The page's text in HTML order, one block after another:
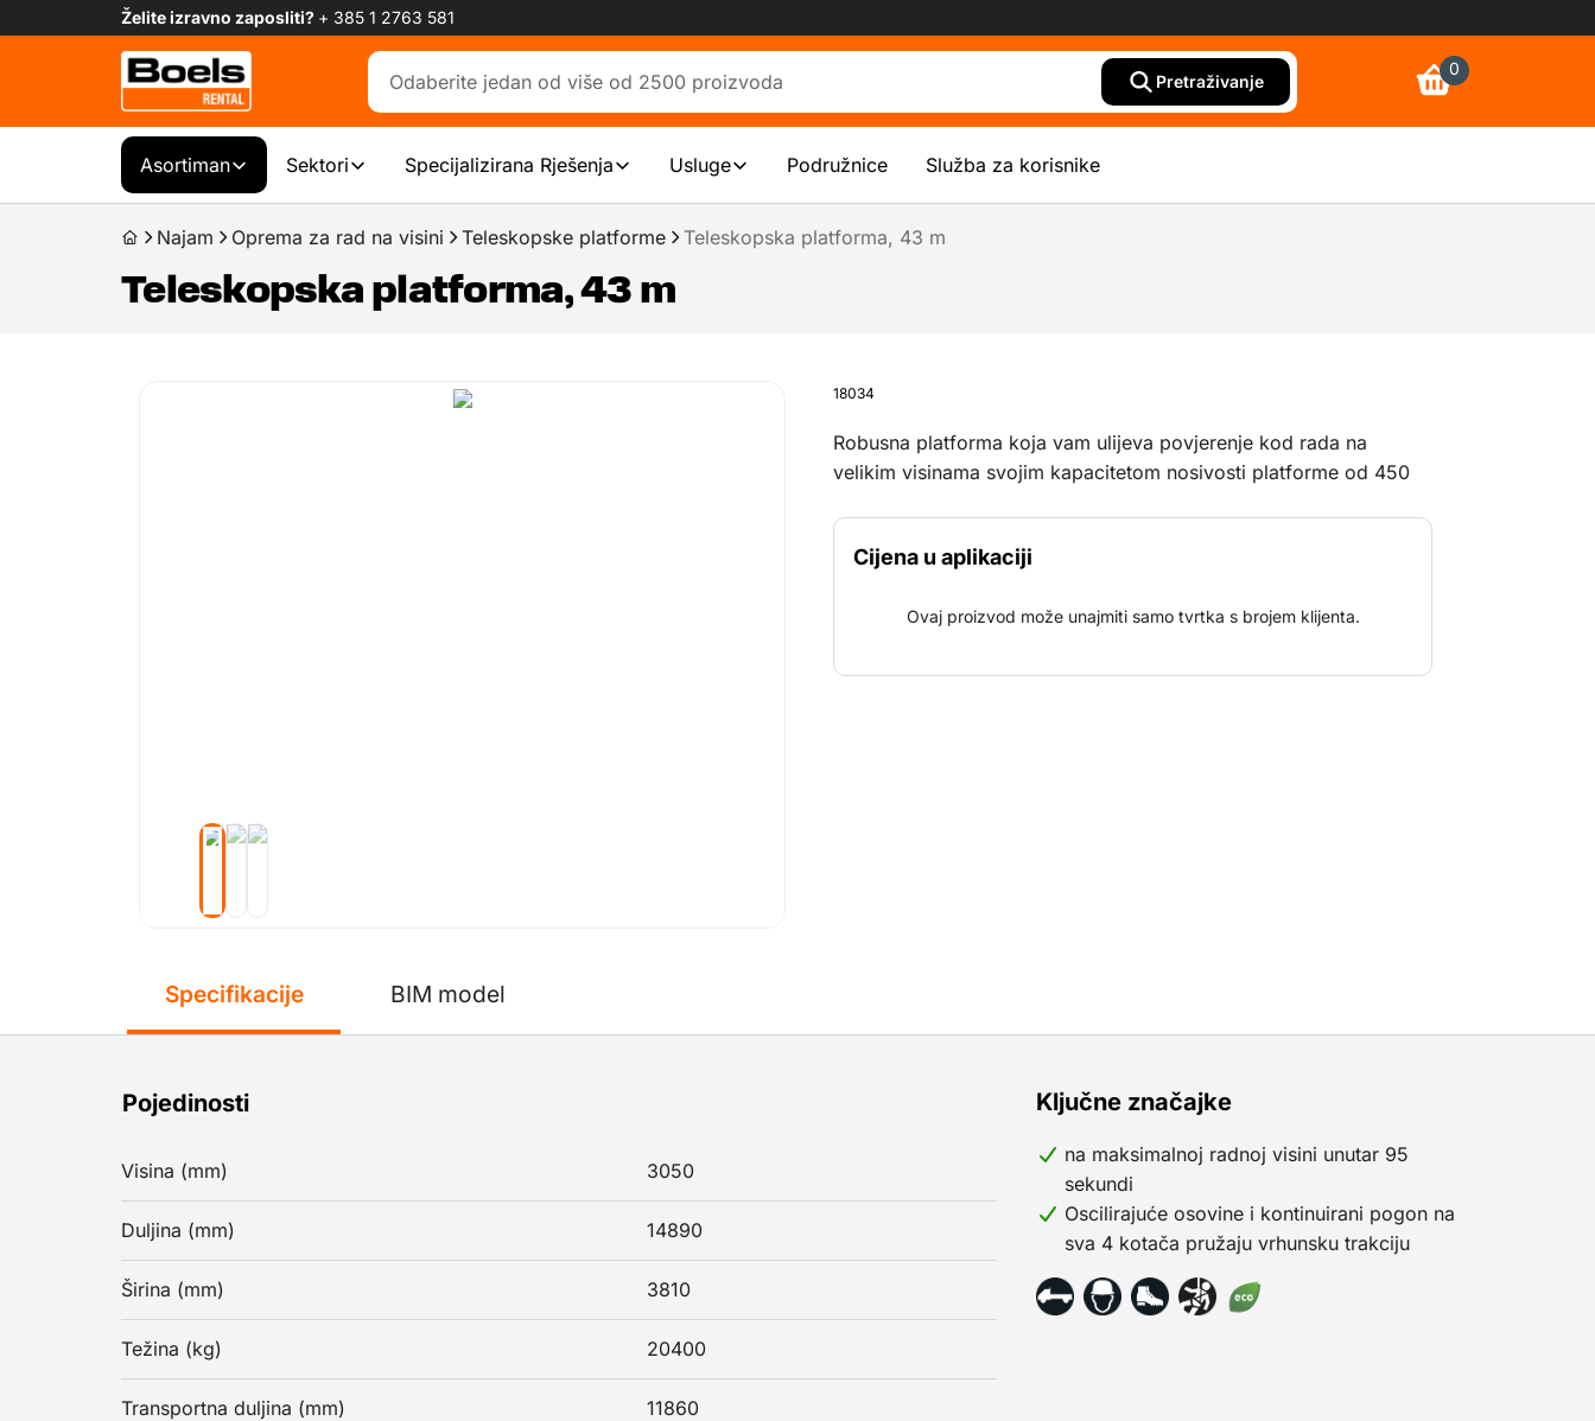
Želite izravno zaposliti? + 385 1 2763 581
Pretraživanje
0
Asortiman Sektori Specijalizirana Rješenja Usluge Podružnice Služba za korisnike
Najam Oprema za rad na visini Teleskopske platforme Teleskopska platforma, 43 m
Teleskopska platforma, 43 m
18034
Robusna platforma koja vam ulijeva povjerenje kod rada na
velikim visinama svojim kapacitetom nosivosti platforme od 450
Cijena u aplikaciji
Ovaj proizvod može unajmiti samo tvrtka s brojem klijenta.
Specifikacije
Pojedinosti
Visina (mm) 3050
Duljina (mm) 14890
Širina (mm) 3810
Težina (kg) 20400
Transportna duljina (mm) 11860
Ključne značajke
na maksimalnoj radnoj visini unutar 95
sekundi
Oscilirajuće osovine i kontinuirani pogon na
sva 4 kotača pružaju vrhunsku trakciju
BIM model